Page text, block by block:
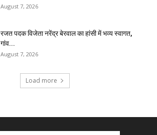
August 7, 2026
रजत पदक विजेता नरेंद्र बेरवाल का हांसी में भव्य स्वागत,
गांव...
August 7, 2026
Load more